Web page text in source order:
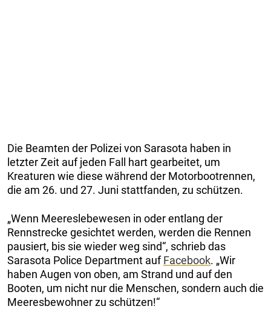
Die Beamten der Polizei von Sarasota haben in
letzter Zeit auf jeden Fall hart gearbeitet, um
Kreaturen wie diese während der Motorbootrennen,
die am 26. und 27. Juni stattfanden, zu schützen.
„Wenn Meereslebewesen in oder entlang der
Rennstrecke gesichtet werden, werden die Rennen
pausiert, bis sie wieder weg sind“, schrieb das
Sarasota Police Department aufFacebook. „Wir
haben Augen von oben, am Strand und auf den
Booten, um nicht nur die Menschen, sondern auch die
Meeresbewohner zu schützen!“